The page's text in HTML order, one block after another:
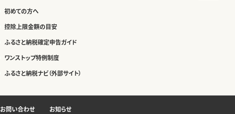
初めての方へ
控除上限金額の目安
ふるさと納税確定申告ガイド
ワンストップ特例制度
ふるさと納税ナビ（外部サイト）
お問い合わせ お知らせ